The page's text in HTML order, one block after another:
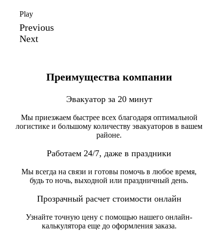
Play
Previous
Next
Преимущества компании
Эвакуатор за 20 минут
Мы приезжаем быстрее всех благодаря оптимальной
логистике и большому количеству эвакуаторов в вашем
районе.
Работаем 24/7, даже в праздники
Мы всегда на связи и готовы помочь в любое время,
будь то ночь, выходной или праздничный день.
Прозрачный расчет стоимости онлайн
Узнайте точную цену с помощью нашего онлайн-
калькулятора еще до оформления заказа.